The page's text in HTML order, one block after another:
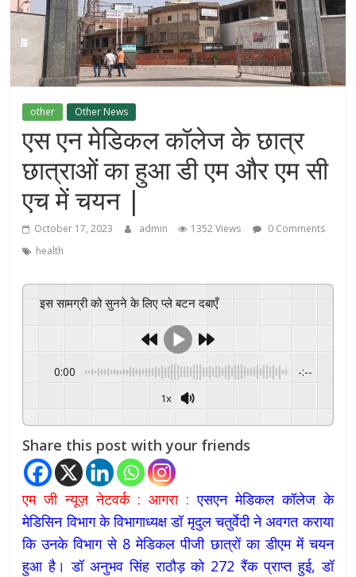
other Other News
एस एन मेडिकल कॉलेज के छात्र
छात्राओं का हुआ डी एम और एम सी
एच में चयन |
October 17, 2023 admin 1352 Views
0 Comments
health
इस सामग्री को सुनने के लिए प्ले बटन दबाएँ
0:00 -:--
1x
Share this post with your friends
एम जी न्यूज़ नेटवर्क : आगरा : एसएन मेडिकल कॉलेज के
मेडिसिन विभाग के विभागाध्यक्ष डॉ मृदुल चतुर्वेदी ने अवगत कराया
कि उनके विभाग से 8 मेडिकल पीजी छात्रों का डीएम में चयन
हुआ है। डॉ अनुभव सिंह राठौड़ को 272 रैंक प्राप्त हुई, डॉ